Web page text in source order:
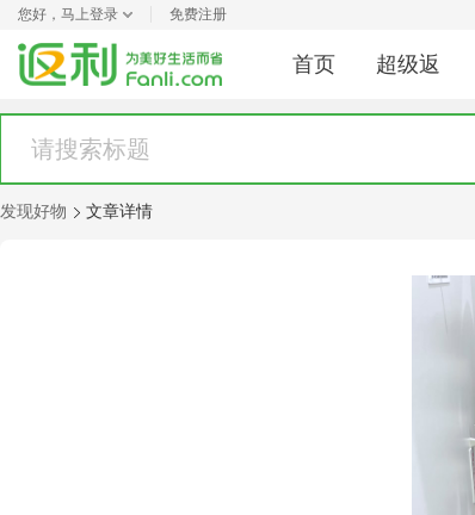
您好， 马上登录 免费注册
首页 超级返
发现好物 文章详情